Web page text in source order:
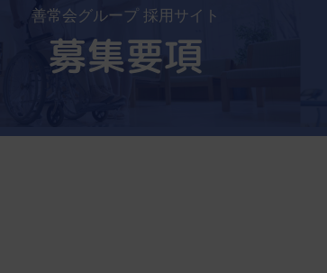
善常会グループ 採用サイト
募集要項